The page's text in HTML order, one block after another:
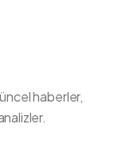
haberler,